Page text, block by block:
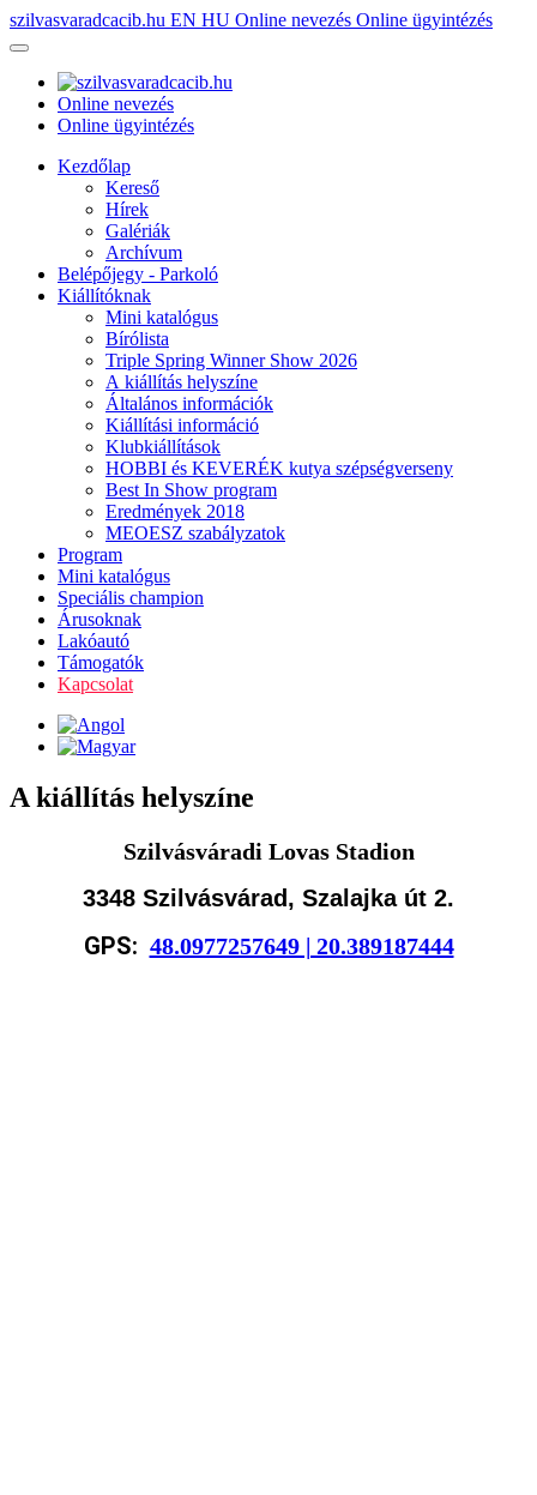
szilvasvaradcacib.hu EN HU Online nevezés Online ügyintézés
Online nevezés
Online ügyintézés
Kezdőlap
Kereső
Hírek
Galériák
Archívum
Belépőjegy - Parkoló
Kiállítóknak
Mini katalógus
Bírólista
Triple Spring Winner Show 2026
A kiállítás helyszíne
Általános információk
Kiállítási információ
Klubkiállítások
HOBBI és KEVERÉK kutya szépségverseny
Best In Show program
Eredmények 2018
MEOESZ szabályzatok
Program
Mini katalógus
Speciális champion
Árusoknak
Lakóautó
Támogatók
Kapcsolat
A kiállítás helyszíne
Szilvásváradi Lovas Stadion
3348 Szilvásvárad, Szalajka út 2.
GPS: 48.0977257649 | 20.389187444